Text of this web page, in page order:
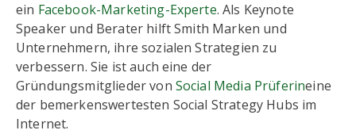
ein Facebook-Marketing-Experte. Als Keynote
Speaker und Berater hilft Smith Marken und
Unternehmern, ihre sozialen Strategien zu
verbessern. Sie ist auch eine der
Gründungsmitglieder von Social Media Prüferineine
der bemerkenswertesten Social Strategy Hubs im
Internet.